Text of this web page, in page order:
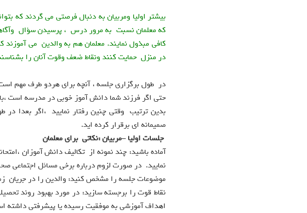
بیشتر اولیا ومربیان به دنبال فرصتی می گردند که
که معلمان نسبت به مرور درس ، پرسیدن سؤال
کافی مبذول نمایند. معلمان هم به والدین می
در منزل حمایت کنند ونقاط ضعف وقوت آنان را
در طول برگزاری جلسه ، آنچه برای هردو طرف مهم
حتی اگر فرزند شما دانش آموز خوبی در مدرسه است
بدین ترتیب وقتی چنین رفتار نمایید ،اگر بعدا
صمیمانه ای برقرار کرده اید.
جلسات اولیا –مربیان :نکاتی برای معلمان
آماده باشید: چند نمونه از تکالیف دانش آموزان
نمایید. در صورت لزوم درباره برخی مسائل اجتماعی
موضوعات جلسه را مشخص کنید: والدین را در جریان
نقاط قوت را برجسته سازید: در مورد بهبود روند
اهداف آموزشی به موفقیت رسیده یا پیشرفتی داشته